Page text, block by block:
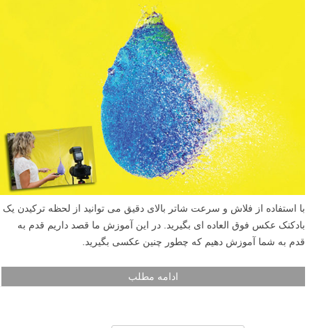
با استفاده از فلاش و سرعت شاتر بالای دقیق می توانید از لحظه ترکیدن یک
بادکنک عکس فوق العاده ای بگیرید. در این آموزش ما قصد داریم قدم به
قدم به شما آموزش دهیم که چطور چنین عکسی بگیرید.
ادامه مطلب